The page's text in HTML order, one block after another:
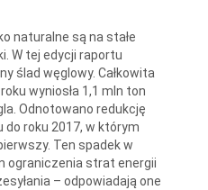
naturalne są na stałe
W tej edycji raportu
ślad węglowy. Całkowita
wyniosła 1,1 mln ton
Odnotowano redukcję
do roku 2017, w którym
Ten spadek w
ograniczenia strat energii
– odpowiadają one